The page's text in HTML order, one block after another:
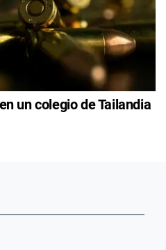
un colegio de Tailandia